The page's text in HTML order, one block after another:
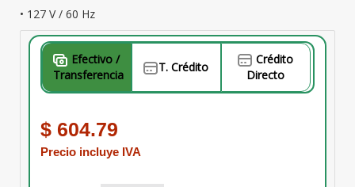
• 127 V / 60 Hz
Transferencia
T. Crédito
Crédito
Directo
$ 604.79
Precio incluye IVA